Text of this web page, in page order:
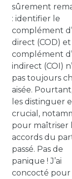
sûrement
: identifier le
complément
direct (COD)
complément
indirect (COI)
pas toujours
aisée.
les distinguer
crucial,
pour maîtriser
accords du
passé. Pas de
panique ! J’ai
concocté pour